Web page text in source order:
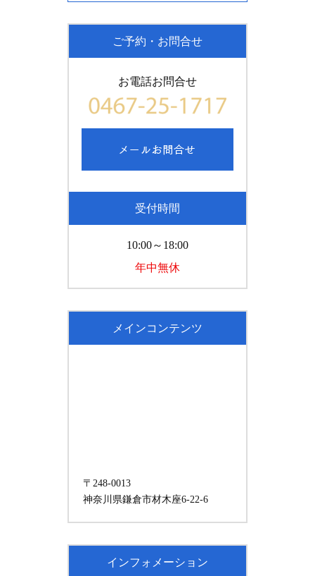
ご予約・お問合せ
お電話お問合せ
受付時間
10:00～18:00
年中無休
メインコンテンツ
〒248-0013
神奈川県鎌倉市材木座6-22-6
インフォメーション